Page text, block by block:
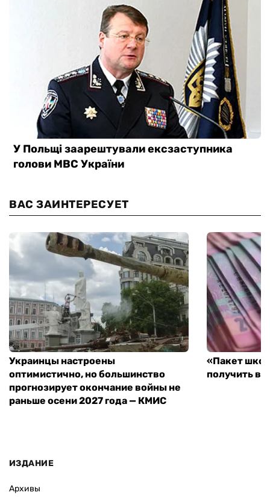
ВАС ЗАИНТЕРЕСУЕТ
Украинцы настроены
оптимистично, но большинство
прогнозирует окончание войны не
раньше осени 2027 года — КМИС
«Пакет
получить
ИЗДАНИЕ
Архивы